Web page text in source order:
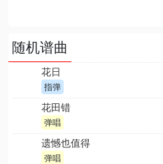
随机谱曲
花日
指弹
花田错
弹唱
遗憾也值得
弹唱